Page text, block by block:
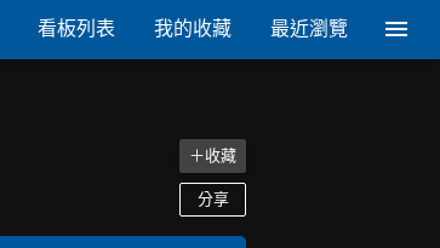
看板列表 我的收藏 最近瀏覽
＋收藏
分享